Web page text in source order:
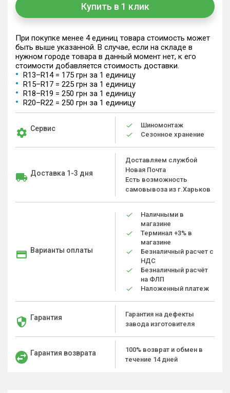
Купить в 1 клик
При покупке менее 4 единиц товара стоимость может
быть выше указанной. В случае, если на складе в
нужном городе товара в данный момент нет, к его
стоимости добавляется стоимость доставки.
R13–R14 = 175 грн за 1 единицу
R15–R17 = 225 грн за 1 единицу
R18–R19 = 250 грн за 1 единицу
R20–R22 = 250 грн за 1 единицу
Сервис
Шиномонтаж
Сезонное хранение
Доставка 1-3 дня
Доставляем службой
Новая Почта
Есть возможность
самовывоза из г.Харьков
Варианты оплаты
Наличными в
магазине
Терминал +3% в
магазине
Безналичный расчет с
НДС
Безналичный расчёт
на ФЛП
Наложенный платеж
Гарантия
Гарантия на дефекты
завода изготовителя
Гарантия возврата
100% возврат и обмен в
течение 14 дней